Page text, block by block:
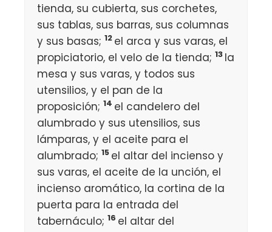
tienda, su cubierta, sus corchetes,
sus tablas, sus barras, sus columnas
y sus basas; 12 el arca y sus varas, el
propiciatorio, el velo de la tienda; 13 la
mesa y sus varas, y todos sus
utensilios, y el pan de la
proposición; 14 el candelero del
alumbrado y sus utensilios, sus
lámparas, y el aceite para el
alumbrado; 15 el altar del incienso y
sus varas, el aceite de la unción, el
incienso aromático, la cortina de la
puerta para la entrada del
tabernáculo; 16 el altar del